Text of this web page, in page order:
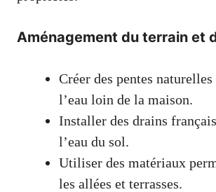
Aménagement du terrain et
Créer des pentes
l’eau loin de la maison.
Installer des drains
l’eau du sol.
Utiliser des matériaux
les allées et terrasses.